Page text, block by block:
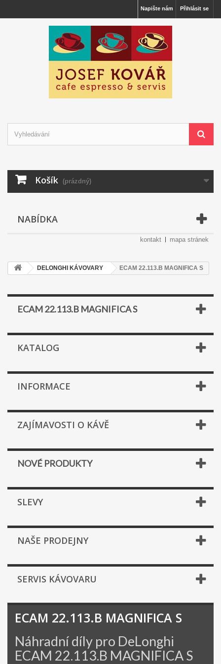
Přihlásit se
Napište nám
Košík (prázdný)
NABÍDKA
kontakt mapa stránek
DELONGHI KÁVOVARY ECAM 22.113.B MAGNIFICA S
ECAM 22.113.B MAGNIFICA S
KATALOG
INFORMACE
ZAJÍMAVOSTI O KÁVĚ
NOVÉ PRODUKTY
SLEVY
NAŠE PRODEJNY
SERVIS KÁVOVARU
ECAM 22.113.B MAGNIFICA S
Náhradní díly pro DeLonghi
ECAM 22.113.B MAGNIFICA S